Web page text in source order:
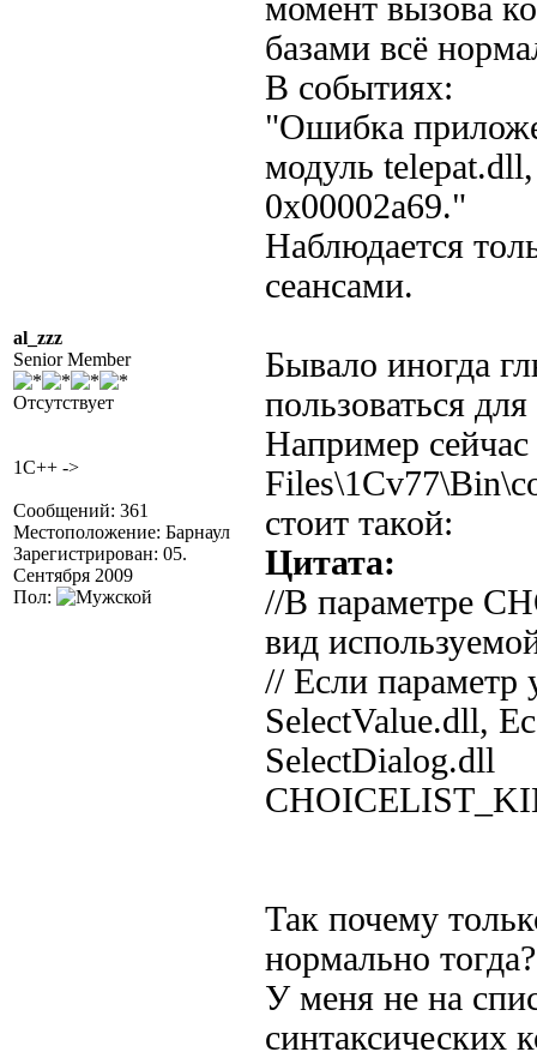
al_zzz
Senior Member
Отсутствует
1C++ ->
Сообщений: 361
Местоположение: Барнаул
Зарегистрирован: 05.
Сентября 2009
Пол:
момент вызова
базами всё
В событиях:
"Ошибка
модуль
0x00002a69."
Наблюдается
сеансами.
Бывало иногда
пользоваться
Например
стоит такой:
Цитата:
//В параметре
вид
// Если параметр
SelectValue.dll,
SelectDialog.dll
Так почему
нормально
У меня не на
синтаксических